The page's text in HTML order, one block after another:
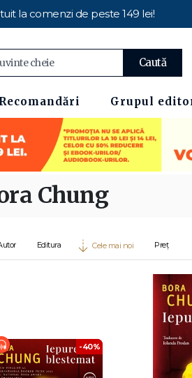
la comenzi de peste 149 lei!
Caută
Recomandări Grupul
Chung
Editura Cele mai noi Preț
-40%